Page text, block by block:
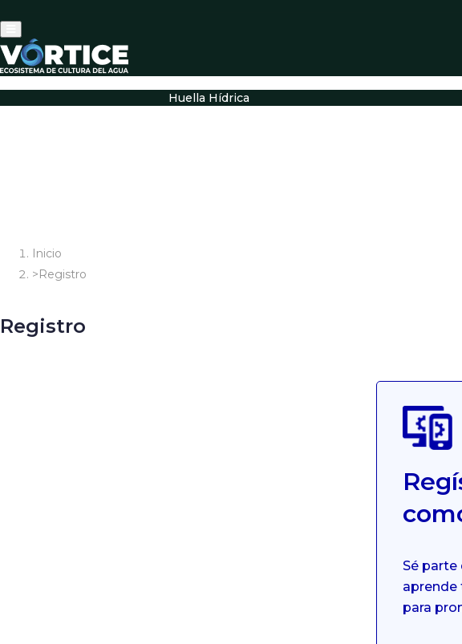
de
Navegación
Huella Hídrica
Inicio
Registro
Registro
Sé
aprende
para